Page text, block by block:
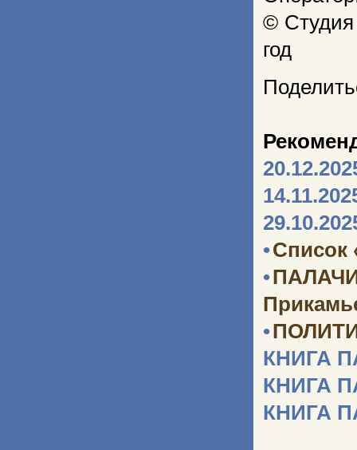
© Студия
год
•Список
•
•
КНИГА
КНИГА
КНИГА